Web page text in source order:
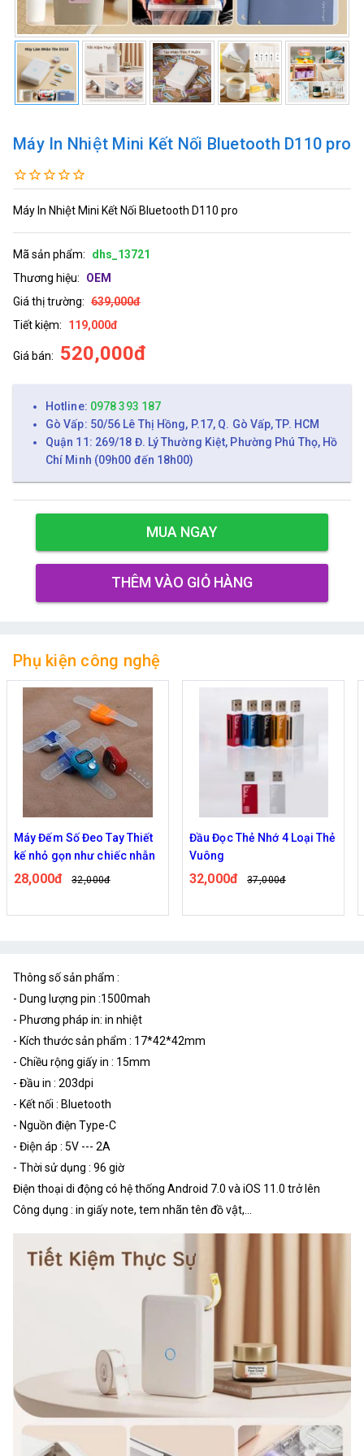
Máy In Nhiệt Mini Kết Nối Bluetooth D110 pro
Máy In Nhiệt Mini Kết Nối Bluetooth D110 pro
Mã sản phẩm:
dhs_13721
Thương hiệu:
OEM
Giá thị trường: 639,000đ
Tiết kiệm:
119,000đ
Giá bán: 520,000đ
Hotline: 0978 393 187
Gò Vấp: 50/56 Lê Thị Hồng, P.17, Q. Gò Vấp, TP. HCM
Quận 11: 269/18 Đ. Lý Thường Kiệt, Phường Phú Thọ, Hồ
Chí Minh (09h00 đến 18h00)
MUA NGAY
THÊM VÀO GIỎ HÀNG
Phụ kiện công nghệ
Đầu Đọc Thẻ Nhớ 4 Loại Thẻ
Vuông
32,000đ 37,000đ
Đầu đọc thẻ đa năng 4in1
18,000đ
Thông số sản phẩm :
- Dung lượng pin :1500mah
- Phương pháp in: in nhiệt
- Kích thước sản phẩm : 17*42*42mm
- Chiều rộng giấy in : 15mm
- Đầu in : 203dpi
- Kết nối : Bluetooth
- Nguồn điện Type-C
- Điện áp : 5V --- 2A
- Thời sử dụng : 96 giờ
Điện thoại di động có hệ thống Android 7.0 và iOS 11.0 trở lên
Công dụng : in giấy note, tem nhãn tên đồ vật,...